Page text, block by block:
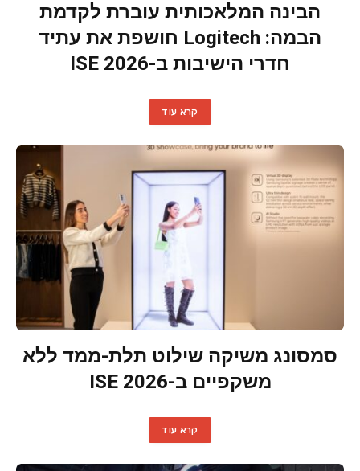
הבינה המלאכותית עוברת לקדמת
הבמה: Logitech חושפת את עתיד
חדרי הישיבות ב-ISE 2026
קרא עוד
סמסונג משיקה שילוט תלת-ממד ללא
משקפיים ב-ISE 2026
קרא עוד